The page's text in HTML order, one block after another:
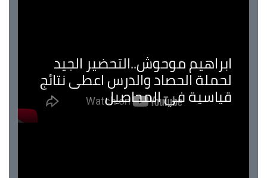
ابراهيم موحوش..التحضير الجيد
لحملة الحصاد والدرس اعطى نتائج
قياسية في المحاصيل